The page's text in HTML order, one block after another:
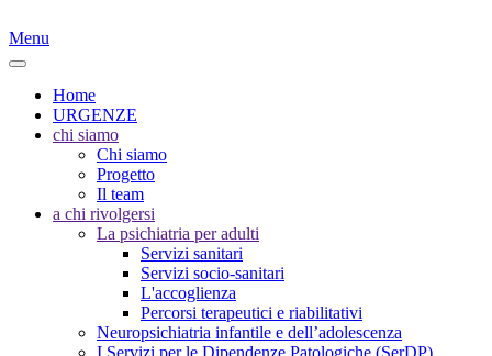
Menu
Home
URGENZE
chi siamo
Chi siamo
Progetto
Il team
a chi rivolgersi
La psichiatria per adulti
Servizi sanitari
Servizi socio-sanitari
L'accoglienza
Percorsi terapeutici e riabilitativi
Neuropsichiatria infantile e dell’adolescenza
I Servizi per le Dipendenze Patologiche (SerDP)